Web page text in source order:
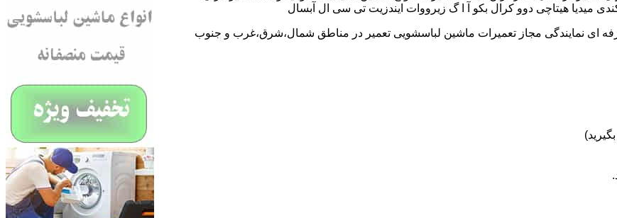
میدیا هیتاچی دوو کرال بکو آ ا گ زیرووات ایندزیت تی سی ال آبسال
ای نمایندگی مجاز تعمیرات ماشین لباسشویی تعمیر در مناطق شمال،شرق،غرب و جنوب